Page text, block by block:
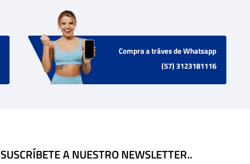
Compra a tráves de Whatsapp
(57) 3123181116
SUSCRÍBETE A NUESTRO NEWSLETTER..